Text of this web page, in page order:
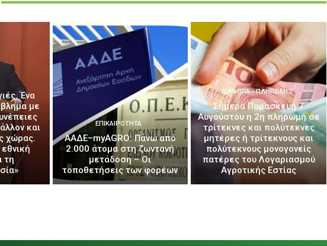
Ένα
με
και
χώρας.
τη
ΕΠΙΚΑΙΡΌΤΗΤΑ
ΑΑΔΕ–myAGRO: Πάνω από
2.000 άτομα στη ζωντανή
μετάδοση – Οι
τοποθετήσεις των φορέων
ΔΙΆΦΟΡΑ - ΠΛΗΡΩΜΈΣ
Σήμερα Παρασκευή 7
Αυγούστου η 2η πληρωμή σε
τρίτεκνες και πολύτεκνες
μητέρες ή τρίτεκνους και
πολύτεκνους μονογονείς
πατέρες του Λογαριασμού
Αγροτικής Εστίας